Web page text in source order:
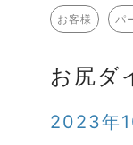
お客様 パ
お尻ダ
2023年